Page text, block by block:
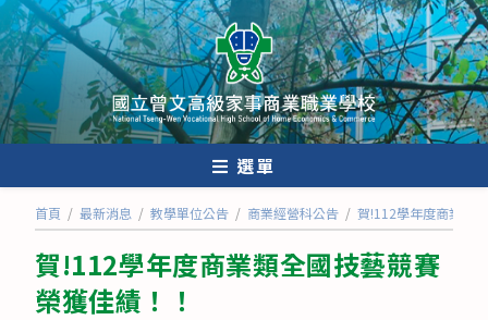
跳
轉
至
主
要
內
選單
首頁 / 最新消息 / 教學單位公告 / 商業經營科公告 / 賀!112學年度商業類
賀!112學年度商業類全國技藝競賽
榮獲佳績！！